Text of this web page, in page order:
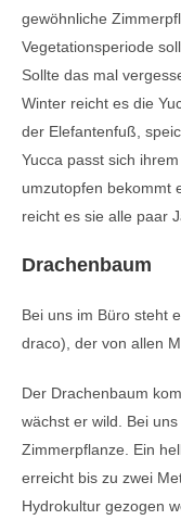
gewöhnliche
Vegetationsperiode
Sollte das mal
Winter reicht es die
der Elefantenfuß,
Yucca passt sich
umzutopfen bekommt
reicht es sie alle paar
Drachenbaum
Bei uns im Büro steht
draco), der von allen
Der Drachenbaum
wächst er wild. Bei
Zimmerpflanze. Ein
erreicht bis zu zwei
Hydrokultur gezogen